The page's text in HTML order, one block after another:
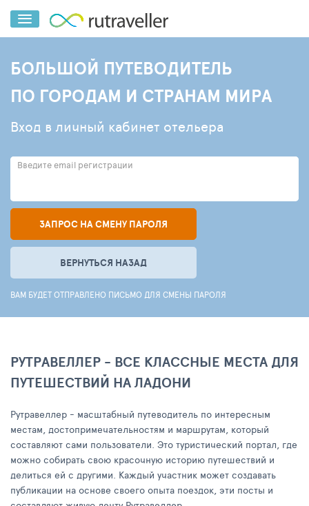
БОЛЬШОЙ ПУТЕВОДИТЕЛЬ
ПО ГОРОДАМ И СТРАНАМ МИРА
Вход в личный кабинет отельера
Введите email регистрации
ЗАПРОС НА СМЕНУ ПАРОЛЯ
ВЕРНУТЬСЯ НАЗАД
ВАМ БУДЕТ ОТПРАВЛЕНО ПИСЬМО ДЛЯ СМЕНЫ ПАРОЛЯ
РУТРАВЕЛЛЕР - ВСЕ КЛАССНЫЕ МЕСТА ДЛЯ
ПУТЕШЕСТВИЙ НА ЛАДОНИ
Рутравеллер - масштабный путеводитель по интересным
местам, достопримечательностям и маршрутам, который
составляют сами пользователи. Это туристический портал, где
можно собирать свою красочную историю путешествий и
делиться ей с другими. Каждый участник может создавать
публикации на основе своего опыта поездок, эти посты и